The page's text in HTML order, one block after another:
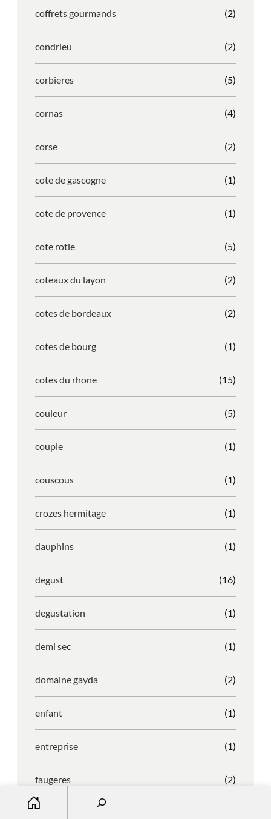
coffrets gourmands (2)
condrieu (2)
corbieres (5)
cornas (4)
corse (2)
cote de gascogne (1)
cote de provence (1)
cote rotie (5)
coteaux du layon (2)
cotes de bordeaux (2)
cotes de bourg (1)
cotes du rhone (15)
couleur (5)
couple (1)
couscous (1)
crozes hermitage (1)
dauphins (1)
degust (16)
degustation (1)
demi sec (1)
domaine gayda (2)
enfant (1)
entreprise (1)
faugeres (2)
faustino